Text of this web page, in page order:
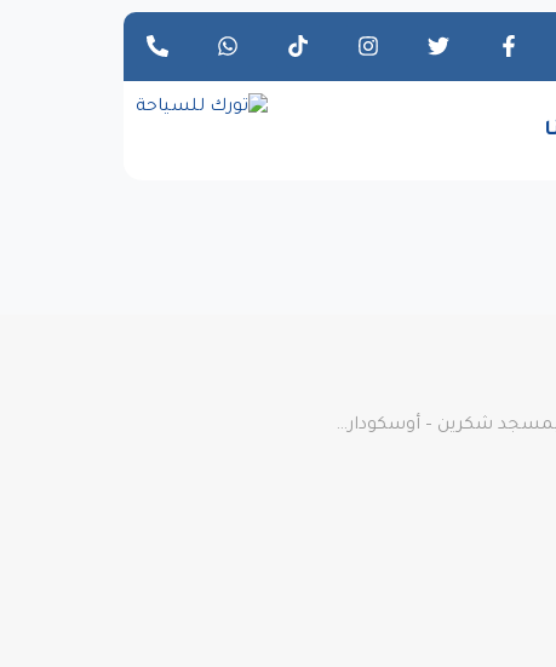
بمسجد شكرين – أوسكودار…